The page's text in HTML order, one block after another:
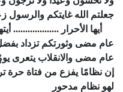
جعلتم الله غايتكم والرسول
أيها الأحرار ...................
عام مضى وثورتكم تزداد بفضل
عام مضى والانقلاب يتعرى
إن نظامًا يفزع من فتاة حرة
لهو نظام مدحور